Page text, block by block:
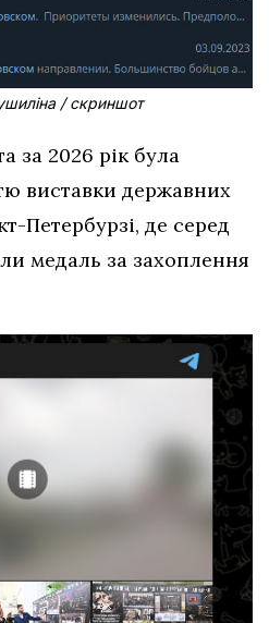
/ скриншот
за 2026 рік була
виставки державних
Петербурзі, де серед
медаль за захоплення